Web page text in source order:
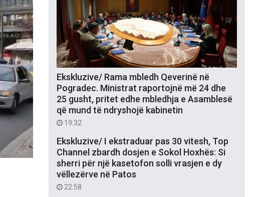
Ekskluzive/ Rama mbledh Qeverinë në
Pogradec. Ministrat raportojnë më 24 dhe
25 gusht, pritet edhe mbledhja e Asamblesë
që mund të ndryshojë kabinetin
19:32
Ekskluzive/ I ekstraduar pas 30 vitesh, Top
Channel zbardh dosjen e Sokol Hoxhës: Si
sherri për një kasetofon solli vrasjen e dy
vëllezërve në Patos
22:58